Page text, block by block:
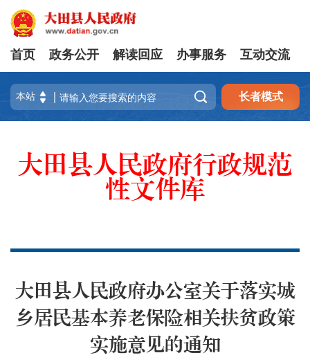
首页 政务公开 解读回应 办事服务 互动交流
 长者模式
大田县人民政府行政规范
性文件库
大田县人民政府办公室关于落实城
乡居民基本养老保险相关扶贫政策
实施意见的通知